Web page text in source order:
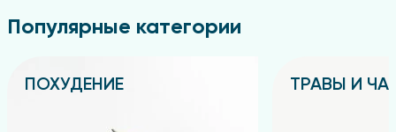
Популярные категории
ПОХУДЕНИЕ ТРАВЫ И